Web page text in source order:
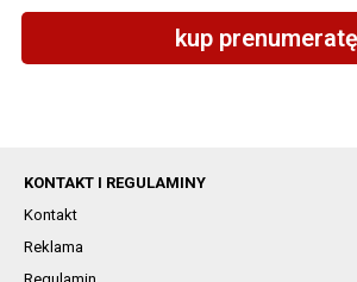
kup prenumeratę
KONTAKT I REGULAMINY
Kontakt
Reklama